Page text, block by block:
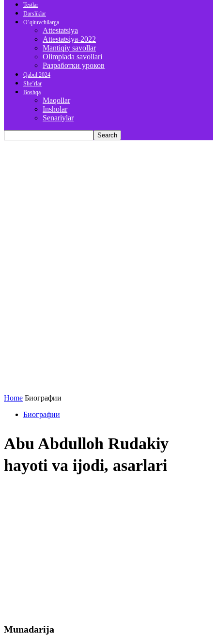
Testlar
Darsliklar
O’qituvchilarga
Attestatsiya
Attestatsiya-2022
Mantiqiy savollar
Olimpiada savollari
Разработки уроков
Qabul 2024
She’rlar
Boshqa
Maqollar
Insholar
Senariylar
Home Биографии
Биографии
Abu Abdulloh Rudakiy
hayoti va ijodi, asarlari
Munadarija